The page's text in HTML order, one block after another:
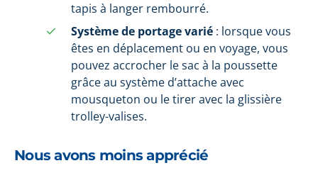
tapis à langer rembourré.
Système de portage varié : lorsque vous
êtes en déplacement ou en voyage, vous
pouvez accrocher le sac à la poussette
grâce au système d’attache avec
mousqueton ou le tirer avec la glissière
trolley-valises.
Nous avons moins apprécié